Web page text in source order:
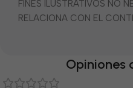
FINES ILUSTRATIVOS NO
RELACIONA CON EL
Opiniones